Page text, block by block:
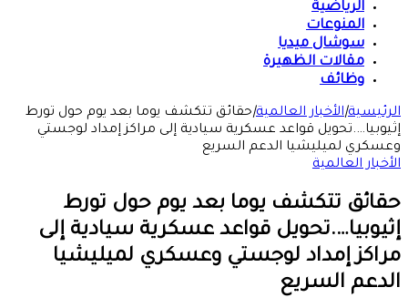
الرياضية
المنوعات
سوشال ميديا
مقالات الظهيرة
وظائف
الرئيسية|الأخبار العالمية|حقائق تتكشف يوما بعد يوم حول تورط
إثيوبيا….تحويل قواعد عسكرية سيادية إلى مراكز إمداد لوجستي
وعسكري لميليشيا الدعم السريع
الأخبار العالمية
حقائق تتكشف يوما بعد يوم حول تورط
إثيوبيا….تحويل قواعد عسكرية سيادية إلى
مراكز إمداد لوجستي وعسكري لميليشيا
الدعم السريع